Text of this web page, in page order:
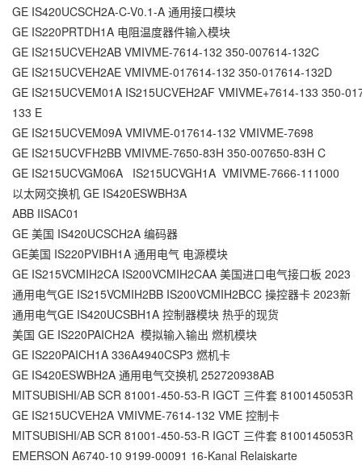
GE IS420UCSCH2A-C-V0.1-A 通用接口模块
GE IS220PRTDH1A 电阻温度器件输入模块
GE IS215UCVEH2AB VMIVME-7614-132 350-007614-132C
GE IS215UCVEH2AE VMIVME-017614-132 350-017614-132D
GE IS215UCVEM01A IS215UCVEH2AF VMIVME+7614-133 350-
133 E
GE IS215UCVEM09A VMIVME-017614-132 VMIVME-7698
GE IS215UCVFH2BB VMIVME-7650-83H 350-007650-83H C
GE IS215UCVGM06A IS215UCVGH1A VMIVME-7666-111000
以太网交换机 GE IS420ESWBH3A
ABB IISAC01
GE 美国 IS420UCSCH2A 编码器
GE美国 IS220PVIBH1A 通用电气 电源模块
GE IS215VCMIH2CA IS200VCMIH2CAA 美国进口电气接口板 2023
通用电气GE IS215VCMIH2BB IS200VCMIH2BCC 操控器卡 2023新
通用电气GE IS420UCSBH1A 控制器模块 热乎的现货
美国 GE IS220PAICH2A 模拟输入输出 燃机模块
GE IS220PAICH1A 336A4940CSP3 燃机卡
GE IS420ESWBH2A 通用电气交换机 252720938AB
MITSUBISHI/AB SCR 81001-450-53-R IGCT 三件套 8100145053R
GE IS215UCVEH2A VMIVME-7614-132 VME 控制卡
MITSUBISHI/AB SCR 81001-450-53-R IGCT 三件套 8100145053R
EMERSON A6740-10 9199-00091 16-Kanal Relaiskarte